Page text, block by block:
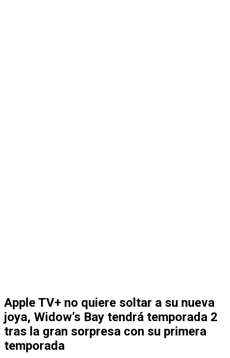
Apple TV+ no quiere soltar a su nueva
joya, Widow’s Bay tendrá temporada 2
tras la gran sorpresa con su primera
temporada